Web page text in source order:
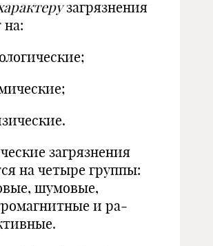
загрязнения
на:
загрязнения
на четыре группы:
шумовые,
и ра­